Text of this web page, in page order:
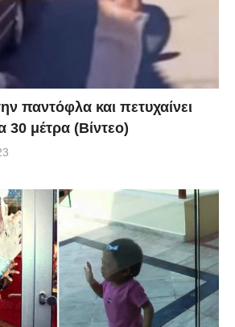
παντόφλα και πετυχαίνει
30 μέτρα (Βίντεο)